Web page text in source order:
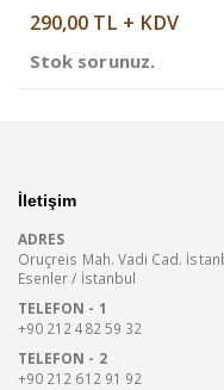
290,00 TL + KDV
Stok sorunuz.
İletişim
ADRES
Oruçreis Mah. Vadi Cad.
Esenler / İstanbul
TELEFON - 1
+90 212 482 59 32
TELEFON - 2
+90 212 612 91 92